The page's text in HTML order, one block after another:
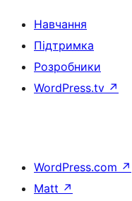
Навчання
Підтримка
Розробники
WordPress.tv ↗
WordPress.com ↗
Matt ↗